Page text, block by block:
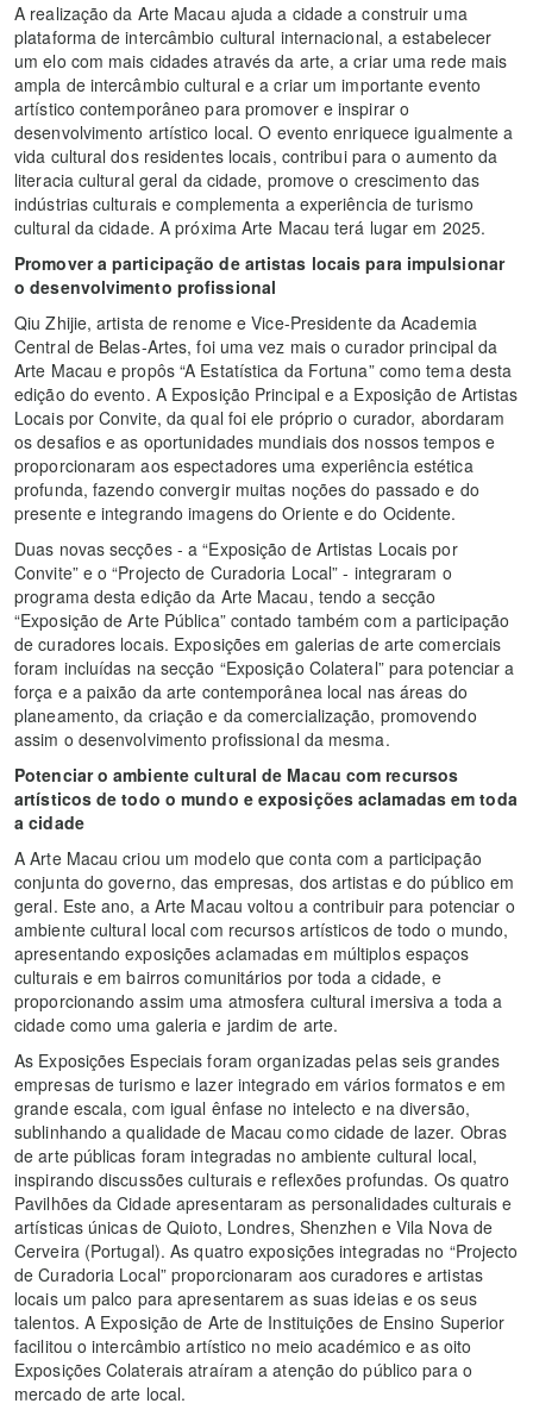
A realização da Arte Macau ajuda a cidade a construir uma
plataforma de intercâmbio cultural internacional, a estabelecer
um elo com mais cidades através da arte, a criar uma rede mais
ampla de intercâmbio cultural e a criar um importante evento
artístico contemporâneo para promover e inspirar o
desenvolvimento artístico local. O evento enriquece igualmente a
vida cultural dos residentes locais, contribui para o aumento da
literacia cultural geral da cidade, promove o crescimento das
indústrias culturais e complementa a experiência de turismo
cultural da cidade. A próxima Arte Macau terá lugar em 2025.
Promover a participação de artistas locais para impulsionar
o desenvolvimento profissional
Qiu Zhijie, artista de renome e Vice-Presidente da Academia
Central de Belas-Artes, foi uma vez mais o curador principal da
Arte Macau e propôs “A Estatística da Fortuna” como tema desta
edição do evento. A Exposição Principal e a Exposição de Artistas
Locais por Convite, da qual foi ele próprio o curador, abordaram
os desafios e as oportunidades mundiais dos nossos tempos e
proporcionaram aos espectadores uma experiência estética
profunda, fazendo convergir muitas noções do passado e do
presente e integrando imagens do Oriente e do Ocidente.
Duas novas secções - a “Exposição de Artistas Locais por
Convite” e o “Projecto de Curadoria Local” - integraram o
programa desta edição da Arte Macau, tendo a secção
“Exposição de Arte Pública” contado também com a participação
de curadores locais. Exposições em galerias de arte comerciais
foram incluídas na secção “Exposição Colateral” para potenciar a
força e a paixão da arte contemporânea local nas áreas do
planeamento, da criação e da comercialização, promovendo
assim o desenvolvimento profissional da mesma.
Potenciar o ambiente cultural de Macau com recursos
artísticos de todo o mundo e exposições aclamadas em toda
a cidade
A Arte Macau criou um modelo que conta com a participação
conjunta do governo, das empresas, dos artistas e do público em
geral. Este ano, a Arte Macau voltou a contribuir para potenciar o
ambiente cultural local com recursos artísticos de todo o mundo,
apresentando exposições aclamadas em múltiplos espaços
culturais e em bairros comunitários por toda a cidade, e
proporcionando assim uma atmosfera cultural imersiva a toda a
cidade como uma galeria e jardim de arte.
As Exposições Especiais foram organizadas pelas seis grandes
empresas de turismo e lazer integrado em vários formatos e em
grande escala, com igual ênfase no intelecto e na diversão,
sublinhando a qualidade de Macau como cidade de lazer. Obras
de arte públicas foram integradas no ambiente cultural local,
inspirando discussões culturais e reflexões profundas. Os quatro
Pavilhões da Cidade apresentaram as personalidades culturais e
artísticas únicas de Quioto, Londres, Shenzhen e Vila Nova de
Cerveira (Portugal). As quatro exposições integradas no “Projecto
de Curadoria Local” proporcionaram aos curadores e artistas
locais um palco para apresentarem as suas ideias e os seus
talentos. A Exposição de Arte de Instituições de Ensino Superior
facilitou o intercâmbio artístico no meio académico e as oito
Exposições Colaterais atraíram a atenção do público para o
mercado de arte local.